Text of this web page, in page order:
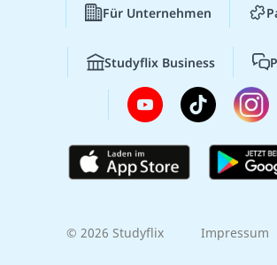
Für Unternehmen
Studyflix Business
© 2026 Studyflix Impressum